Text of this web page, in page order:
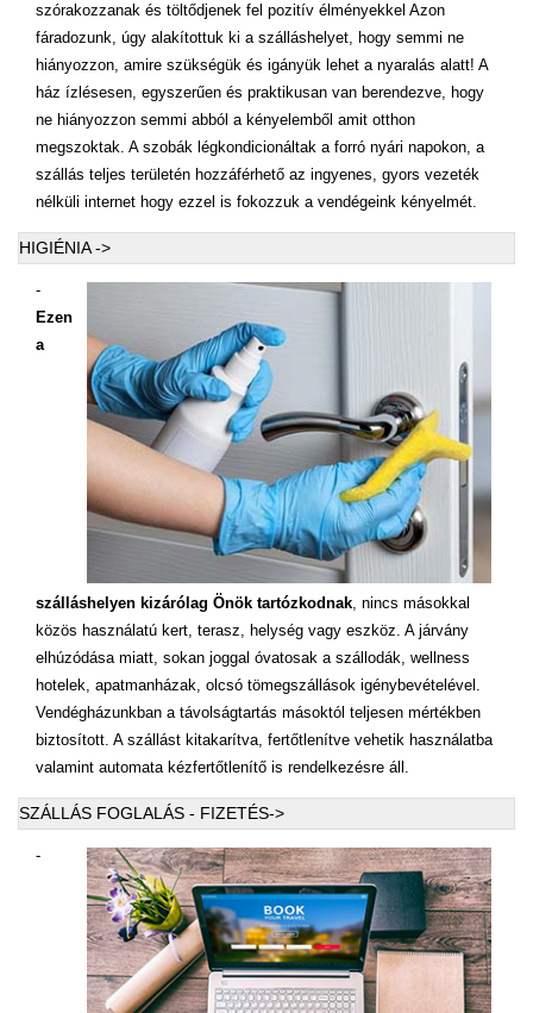
szórakozzanak és töltődjenek fel pozitív élményekkel Azon
fáradozunk, úgy alakítottuk ki a szálláshelyet, hogy semmi ne
hiányozzon, amire szükségük és igányük lehet a nyaralás alatt! A
ház ízlésesen, egyszerűen és praktikusan van berendezve, hogy
ne hiányozzon semmi abból a kényelemből amit otthon
megszoktak. A szobák légkondicionáltak a forró nyári napokon, a
szállás teljes területén hozzáférhető az ingyenes, gyors vezeték
nélküli internet hogy ezzel is fokozzuk a vendégeink kényelmét.
HIGIÉNIA ->
-
Ezen
a
szálláshelyen kizárólag Önök tartózkodnak, nincs másokkal
közös használatú kert, terasz, helység vagy eszköz. A járvány
elhúzódása miatt, sokan joggal óvatosak a szállodák, wellness
hotelek, apatmanházak, olcsó tömegszállások igénybevételével.
Vendégházunkban a távolságtartás másoktól teljesen mértékben
biztosított. A szállást kitakarítva, fertőtlenítve vehetik használatba
valamint automata kézfertőtlenítő is rendelkezésre áll.
SZÁLLÁS FOGLALÁS - FIZETÉS->
-